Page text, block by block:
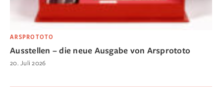
ARSPROTOTO
Ausstellen – die neue Ausgabe von Arsprototo
20. Juli 2026